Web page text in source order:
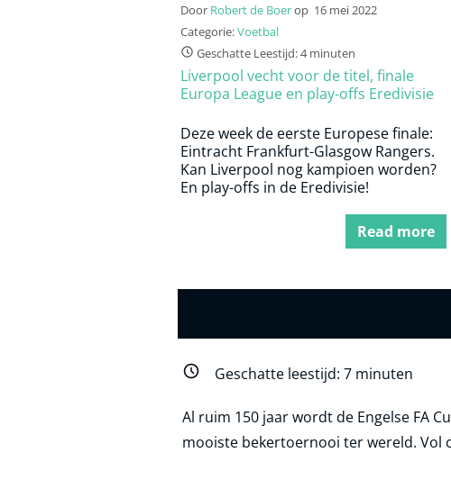
Door Robert de Boerop 16 mei 2022
Categorie:Voetbal
Geschatte Leestijd: 4 minuten
Liverpool vecht voor de titel, finale
Europa League en play-offs Eredivisie
Deze week de eerste Europese finale:
Eintracht Frankfurt-Glasgow Rangers.
Kan Liverpool nog kampioen worden?
En play-offs in de Eredivisie!
Read more
Geschatte leestijd: 7 minuten
Al ruim 150 jaar wordt de Engelse FA
mooiste bekertoernooi ter wereld. Vol